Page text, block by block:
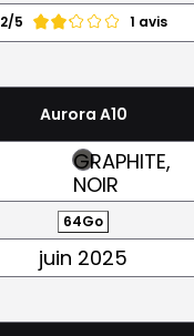
2/5 1 avis
Aurora A10
GRAPHITE,
NOIR
64Go
juin 2025